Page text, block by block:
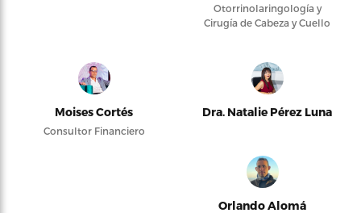
Otorrinolaringología y
Cirugía de Cabeza y Cuello
Moises Cortés
Consultor Financiero
Dra. Natalie Pérez Luna
Orlando Alomá